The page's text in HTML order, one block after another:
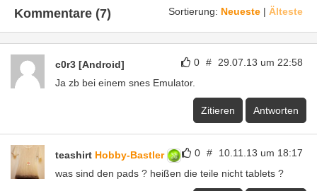
Sortierung: Neueste | Älteste
Kommentare (7)
0 # 29.07.13 um 22:58
c0r3 [Android]
Ja zb bei einem snes Emulator.
Zitieren Antworten
0 # 10.11.13 um 18:17
teashirt Hobby-Bastler
was sind den pads ? heißen die teile nicht tablets ?